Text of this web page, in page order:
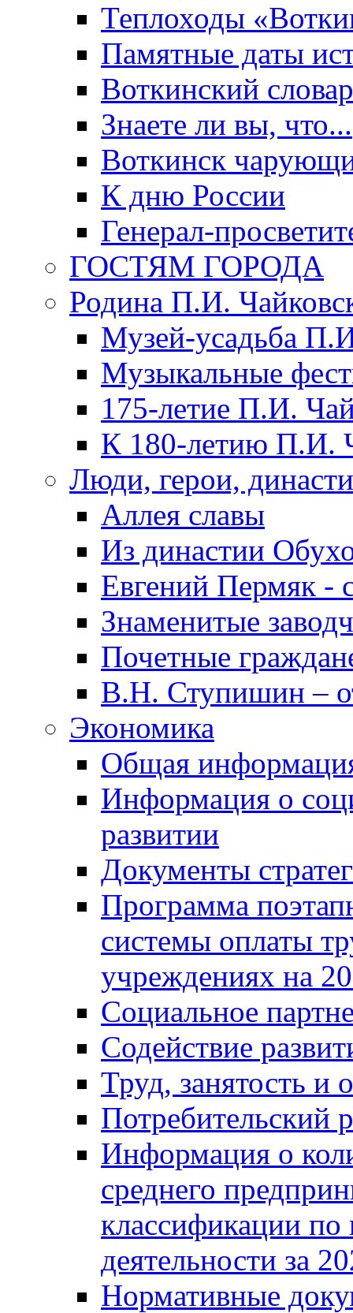
Теплоходы
Памятные даты
Воткинский
Знаете ли вы, что...
Воткинск
К дню России
Генерал-
ГОСТЯМ ГОРОДА
Родина П.И.
Музей-усадьба
Музыкальные
175-летие П.И.
К 180-летию П.И.
Люди, герои,
Аллея славы
Из династии
Евгений Пермяк -
Знаменитые
Почетные
В.Н. Ступишин –
Экономика
Общая
Информация о
развитии
Документы
Программа
системы оплаты
учреждениях на
Социальное
Содействие
Труд, занятость и
Потребительский
Информация о
среднего
классификации
деятельности за
Нормативные